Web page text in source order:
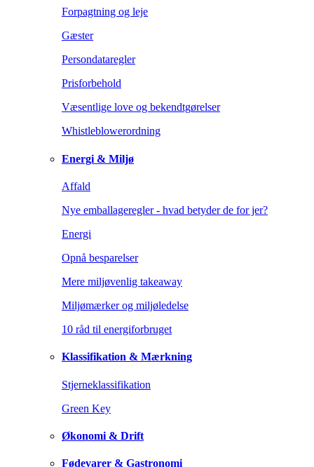
Forpagtning og leje
Gæster
Persondataregler
Prisforbehold
Væsentlige love og bekendtgørelser
Whistleblowerordning
Energi & Miljø
Affald
Nye emballageregler - hvad betyder de for jer?
Energi
Opnå besparelser
Mere miljøvenlig takeaway
Miljømærker og miljøledelse
10 råd til energiforbruget
Klassifikation & Mærkning
Stjerneklassifikation
Green Key
Økonomi & Drift
Fødevarer & Gastronomi